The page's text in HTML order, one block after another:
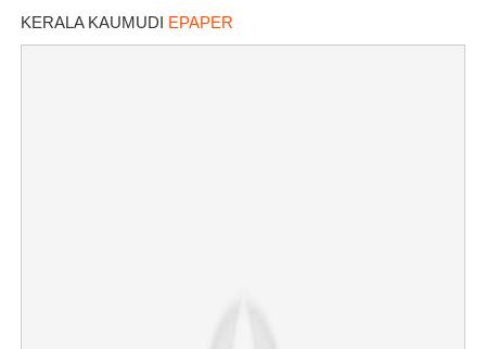
KERALA KAUMUDI EPAPER